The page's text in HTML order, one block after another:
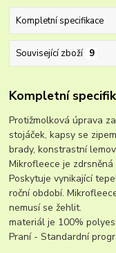
Kompletní specifikace
Související zboží 9
Kompletní
Protižmolková úprava
stojáček, kapsy se
brady, konstrastní
Mikrofleece je
Poskytuje vynikající
roční období.
nemusí se žehlit.
materiál je 100%
Praní - Standardní